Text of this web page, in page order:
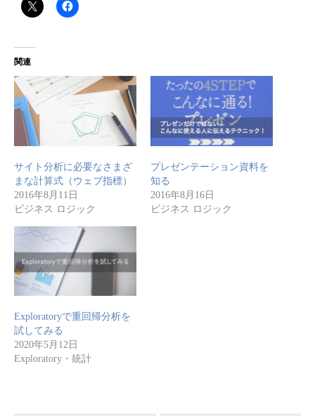
関連
サイト分析に必要なさまざ
まな計算式（ウェブ指標）
2016年8月11日
ビジネス ロジック
プレゼンテーション資料を
知る
2016年8月16日
ビジネス ロジック
Exploratoryで重回帰分析を
試してみる
2020年5月12日
Exploratory・統計